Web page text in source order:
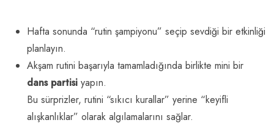
Hafta sonunda “rutin şampiyonu” seçip sevdiği bir etkinliği
planlayın.
Akşam rutini başarıyla tamamladığında birlikte mini bir
dans partisi yapın.
Bu sürprizler, rutini “sıkıcı kurallar” yerine “keyifli
alışkanlıklar” olarak algılamalarını sağlar.